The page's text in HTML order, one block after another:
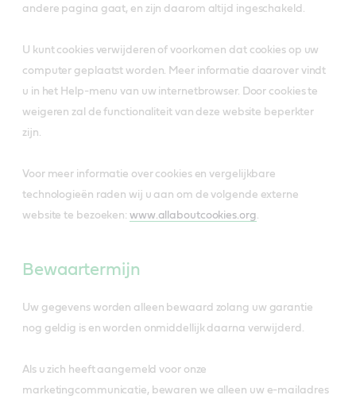
andere pagina gaat, en zijn daarom altijd ingeschakeld.
U kunt cookies verwijderen of voorkomen dat cookies op uw
computer geplaatst worden. Meer informatie daarover vindt
u in het Help-menu van uw internetbrowser. Door cookies te
weigeren zal de functionaliteit van deze website beperkter
zijn.
Voor meer informatie over cookies en vergelijkbare
technologieën raden wij u aan om de volgende externe
website te bezoeken: www.allaboutcookies.org.
Bewaartermijn
Uw gegevens worden alleen bewaard zolang uw garantie
nog geldig is en worden onmiddellijk daarna verwijderd.
Als u zich heeft aangemeld voor onze
marketingcommunicatie, bewaren we alleen uw e-mailadres